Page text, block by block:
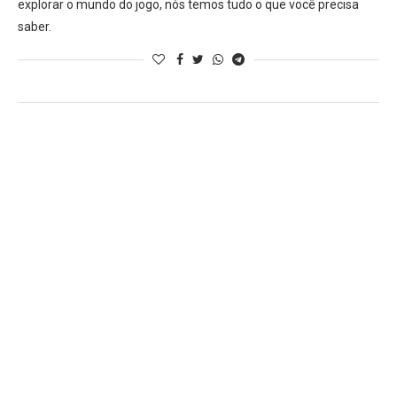
explorar o mundo do jogo, nós temos tudo o que você precisa
saber.